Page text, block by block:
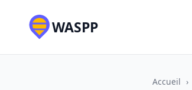
WASPP
Accueil ›